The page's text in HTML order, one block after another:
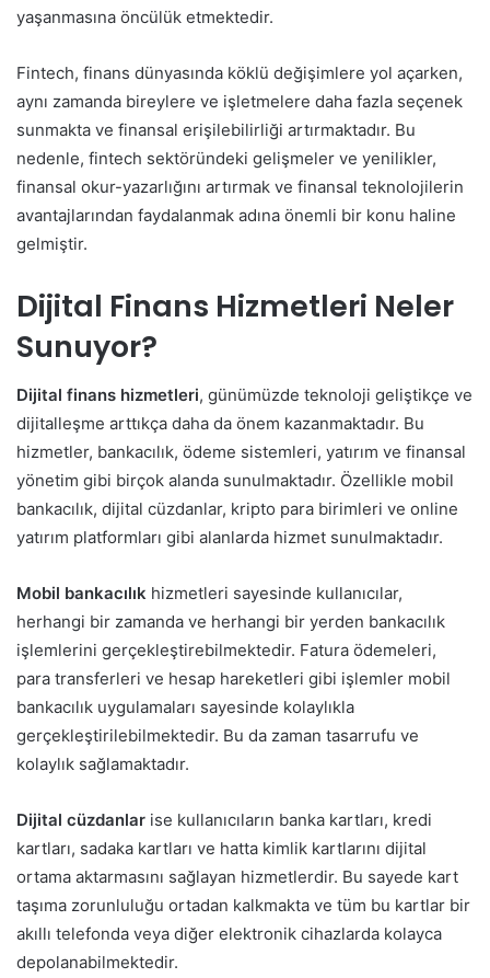
yaşanmasına öncülük etmektedir.
Fintech, finans dünyasında köklü değişimlere yol açarken,
aynı zamanda bireylere ve işletmelere daha fazla seçenek
sunmakta ve finansal erişilebilirliği artırmaktadır. Bu
nedenle, fintech sektöründeki gelişmeler ve yenilikler,
finansal okur-yazarlığını artırmak ve finansal teknolojilerin
avantajlarından faydalanmak adına önemli bir konu haline
gelmiştir.
Dijital Finans Hizmetleri Neler
Sunuyor?
Dijital finans hizmetleri, günümüzde teknoloji geliştikçe ve
dijitalleşme arttıkça daha da önem kazanmaktadır. Bu
hizmetler, bankacılık, ödeme sistemleri, yatırım ve finansal
yönetim gibi birçok alanda sunulmaktadır. Özellikle mobil
bankacılık, dijital cüzdanlar, kripto para birimleri ve online
yatırım platformları gibi alanlarda hizmet sunulmaktadır.
Mobil bankacılık hizmetleri sayesinde kullanıcılar,
herhangi bir zamanda ve herhangi bir yerden bankacılık
işlemlerini gerçekleştirebilmektedir. Fatura ödemeleri,
para transferleri ve hesap hareketleri gibi işlemler mobil
bankacılık uygulamaları sayesinde kolaylıkla
gerçekleştirilebilmektedir. Bu da zaman tasarrufu ve
kolaylık sağlamaktadır.
Dijital cüzdanlar ise kullanıcıların banka kartları, kredi
kartları, sadaka kartları ve hatta kimlik kartlarını dijital
ortama aktarmasını sağlayan hizmetlerdir. Bu sayede kart
taşıma zorunluluğu ortadan kalkmakta ve tüm bu kartlar bir
akıllı telefonda veya diğer elektronik cihazlarda kolayca
depolanabilmektedir.